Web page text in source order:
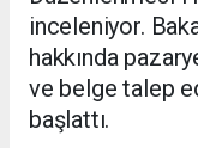
inceleniyor.
hakkında
ve belge talep
başlattı.